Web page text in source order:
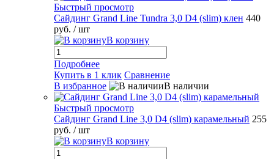
Быстрый просмотр
Сайдинг Grand Line Tundra 3,0 D4 (slim) клен 440
руб. / шт
В корзину
Подробнее
Купить в 1 клик Сравнение
В избранное
В наличии
Быстрый просмотр
Сайдинг Grand Line 3,0 D4 (slim) карамельный 255
руб. / шт
В корзину